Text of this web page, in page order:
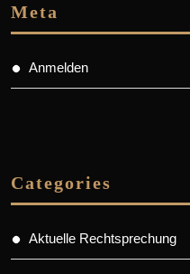
Meta
Anmelden
Categories
Aktuelle Rechtsprechung